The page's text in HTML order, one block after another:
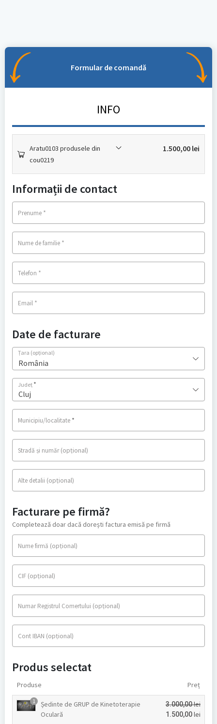
Formular de comandă
INFO
Aratu0103 produsele din
cou0219
1.500,00 lei
Informații de contact
Prenume *
Nume de familie *
Telefon *
Email *
Date de facturare
Țara (opțional)
România
Județ *
Cluj
Municipiu/localitate *
Stradă și număr(opțional)
Alte detalii (opțional)
Facturare pe firmă?
Completează doar dacă dorești factura emisă pe firmă
Nume firmă (opțional)
CIF (opțional)
Numar Registrul Comertului (opțional)
Cont IBAN (opțional)
Produs selectat
Produse Preț
1
Ședinte de GRUP de Kinetoterapie
Oculară
3.000,00lei
1.500,00lei